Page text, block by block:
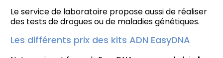
Le service de laboratoire propose aussi de réaliser
des tests de drogues ou de maladies génétiques.
Les différents prix des kits ADN EasyDNA